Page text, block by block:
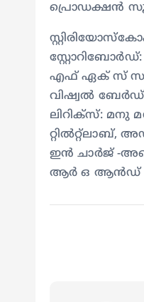
പ്രൊഡക്ഷൻ
എഫ് ഏക് സ്
വിഷ്വൽ ബേർഡ്സ്
ലിറിക്സ്: മനു
ഇൻ ചാർജ് -
ആർ ഒ ആൻഡ്